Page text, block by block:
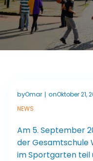
byOmar | onOktober 21,
NEWS
Am 5. September
der Gesamtschule
im Sportgarten teil